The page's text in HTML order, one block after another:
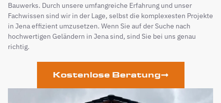
Bauwerks. Durch unsere umfangreiche Erfahrung und unser
Fachwissen sind wir in der Lage, selbst die komplexesten Projekte
in Jena effizient umzusetzen. Wenn Sie auf der Suche nach
hochwertigen Geländern in Jena sind, sind Sie bei uns genau
richtig.
Kostenlose Beratung